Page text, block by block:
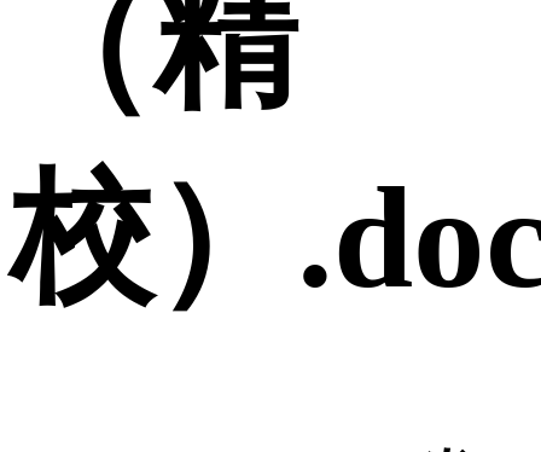
（精
校）